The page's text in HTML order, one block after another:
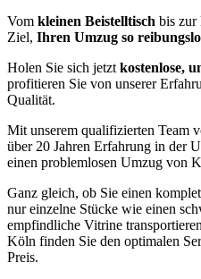
Vom kleinen Beistelltisch bis zur
Ziel, Ihren Umzug so
Holen Sie sich jetzt kostenlose,
profitieren Sie von unserer
Qualität.
Mit unserem qualifizierten Team
über 20 Jahren Erfahrung in der
einen problemlosen Umzug von
Ganz gleich, ob Sie einen
nur einzelne Stücke wie einen
empfindliche Vitrine
Köln finden Sie den optimalen
Preis.